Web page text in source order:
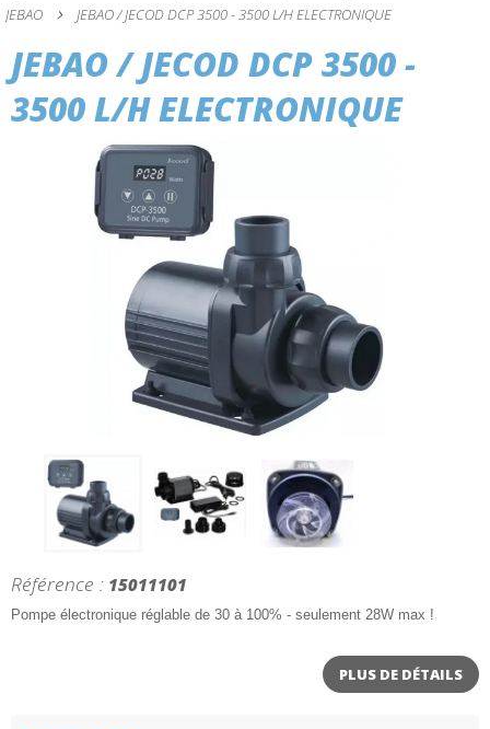
JEBAO
JEBAO / JECOD DCP 3500 - 3500 L/H ELECTRONIQUE
JEBAO / JECOD DCP 3500 -
3500 L/H ELECTRONIQUE
Référence : 15011101
Pompe électronique réglable de 30 à 100% - seulement 28W max !
PLUS DE DÉTAILS